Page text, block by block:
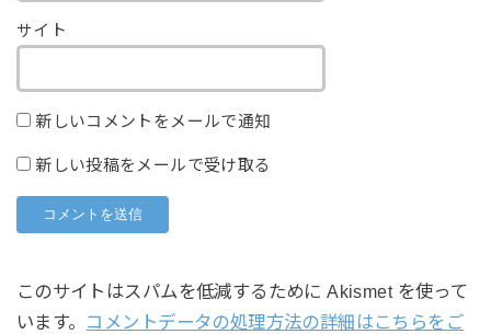
サイト
新しいコメントをメールで通知
新しい投稿をメールで受け取る
このサイトはスパムを低減するために Akismet を使って
います。 コメントデータの処理方法の詳細はこちらをご